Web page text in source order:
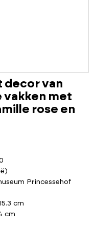
decor van
vakken met
rose en
Princessehof
cm
cm